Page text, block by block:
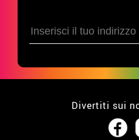
Divertiti sui